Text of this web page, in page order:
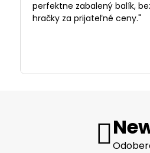
perfektne zabalený balík,
hračky za prijateľné ceny."